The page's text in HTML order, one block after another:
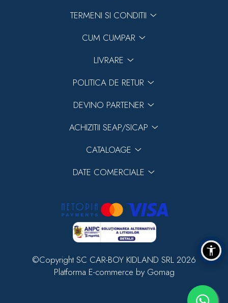
TERMENI SI CONDITII
CUM CUMPAR
LIVRARE
POLITICA DE RETUR
DEVINO PARTENER
ACHIZITII SEAP/SICAP
CATALOAGE
DATE COMERCIALE
©Copyright SC CAR-BOY KIDLAND SRL 2026
Platforma E-commerce by Gomag